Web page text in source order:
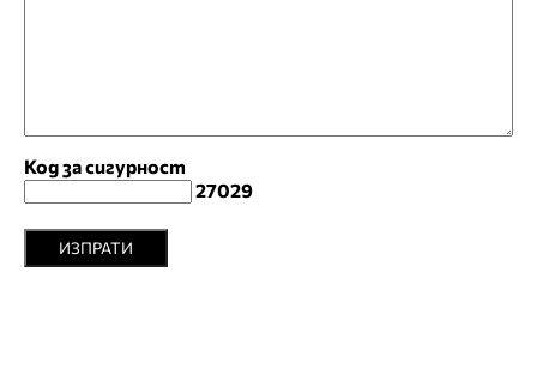
Код за сигурност
27029
ИЗПРАТИ